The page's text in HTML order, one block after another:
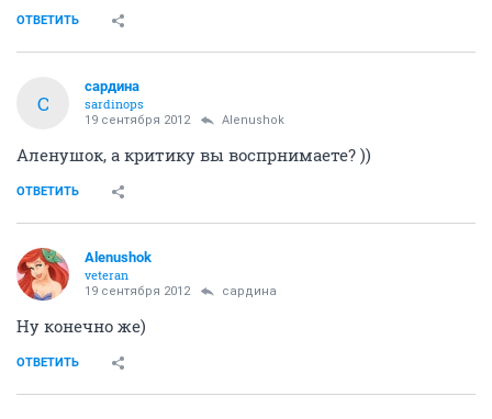
ОТВЕТИТЬ
С
сардина
sardinops
19 сентября 2012 Alenushok
Аленушок, а критику вы воспрнимаете? ))
ОТВЕТИТЬ
Alenushok
veteran
19 сентября 2012 сардина
Ну конечно же)
ОТВЕТИТЬ